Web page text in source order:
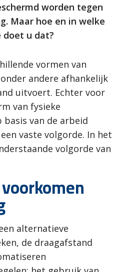
worden tegen
Maar hoe en in welke
doet u dat?
vormen van
andere afhankelijk
uitvoert. Echter voor
van fysieke
van de arbeid
vaste volgorde. In het
volgorde van
alternatieve
de draagafstand